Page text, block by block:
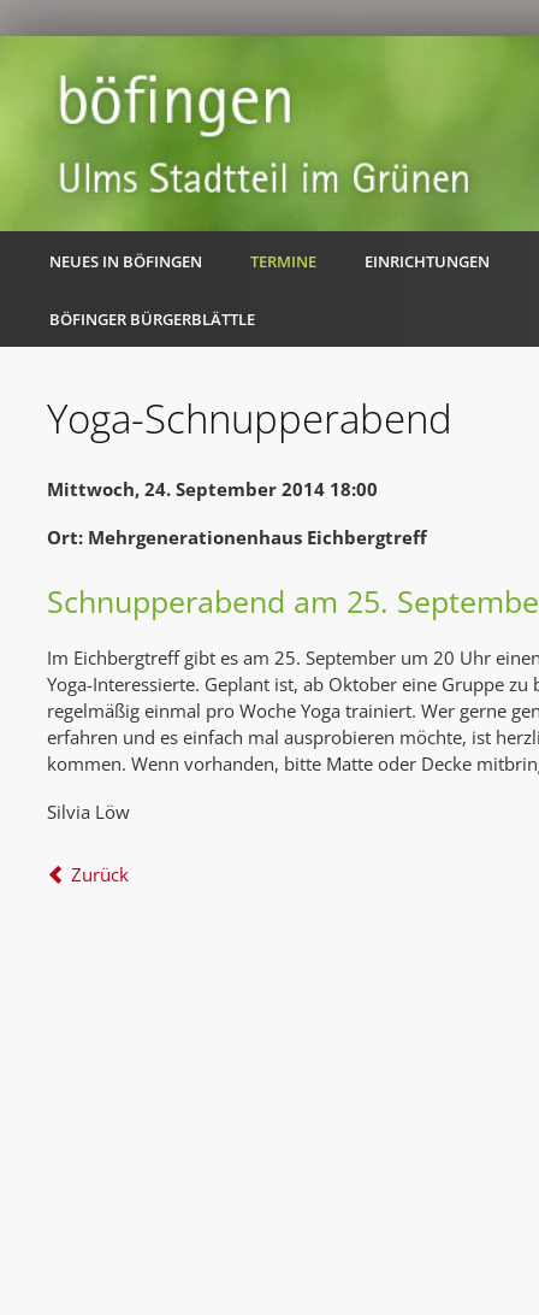
NEUES IN BÖFINGEN TERMINE EINRICHTUNGEN
BÖFINGER BÜRGERBLÄTTLE
Yoga-Schnupperabend
Mittwoch, 24. September 2014 18:00
Ort: Mehrgenerationenhaus Eichbergtreff
Schnupperabend am 25.
Im Eichbergtreff gibt es am 25. September um 20 Uhr
Yoga-Interessierte. Geplant ist, ab Oktober eine Gruppe zu
regelmäßig einmal pro Woche Yoga trainiert. Wer gerne
erfahren und es einfach mal ausprobieren möchte, ist
kommen. Wenn vorhanden, bitte Matte oder Decke
Silvia Löw
Zurück